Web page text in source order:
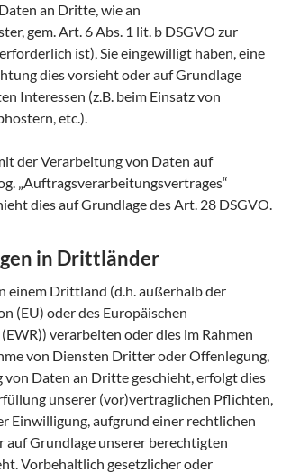
an Dritte, wie an
gem. Art. 6 Abs. 1 lit. b DSGVO zur
ist), Sie eingewilligt haben, eine
dies vorsieht oder auf Grundlage
Interessen (z.B. beim Einsatz von
etc.).
der Verarbeitung von Daten auf
„Auftragsverarbeitungsvertrages“
dies auf Grundlage des Art. 28 DSGVO.
in Drittländer
einem Drittland (d.h. außerhalb der
(EU) oder des Europäischen
verarbeiten oder dies im Rahmen
von Diensten Dritter oder Offenlegung,
Daten an Dritte geschieht, erfolgt dies
unserer (vor)vertraglichen Pflichten,
Einwilligung, aufgrund einer rechtlichen
Grundlage unserer berechtigten
Vorbehaltlich gesetzlicher oder